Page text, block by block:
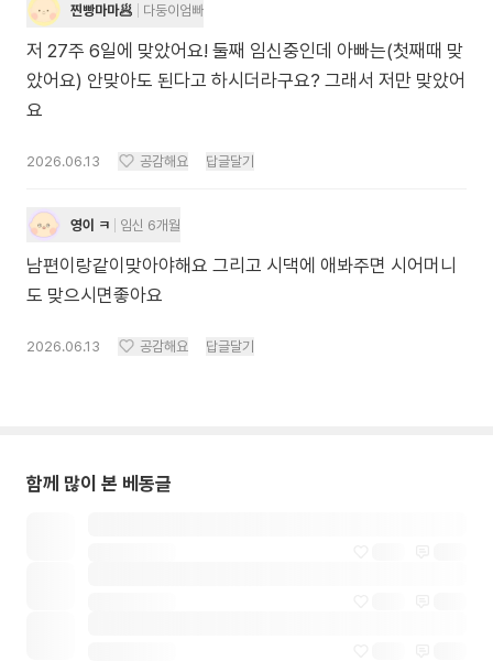
찐빵마마🥟 다둥이엄빠
저 27주 6일에 맞았어요! 둘째 임신중인데 아빠는(첫째때 맞
았어요) 안맞아도 된다고 하시더라구요? 그래서 저만 맞았어
요
2026.06.13 공감해요 답글달기
영이 ㅋ 임신 6개월
남편이랑같이맞아야해요 그리고 시댁에 애봐주면 시어머니
도 맞으시면좋아요
2026.06.13 공감해요 답글달기
함께 많이 본 베동글